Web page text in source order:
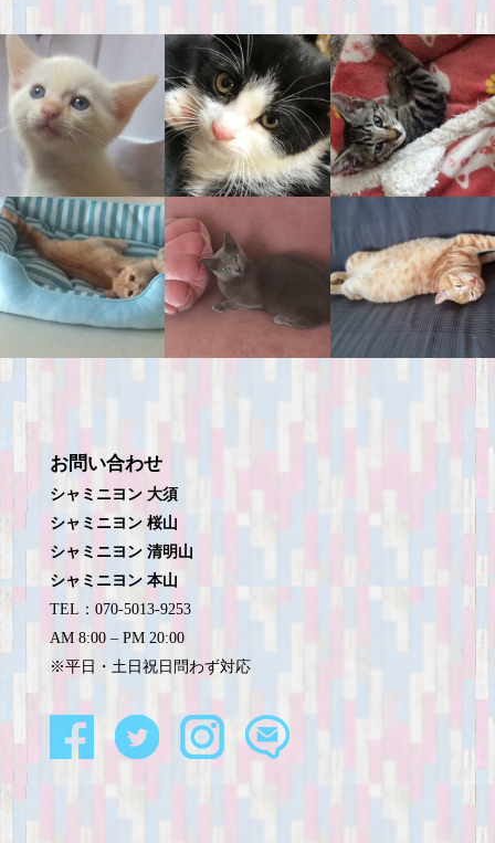
お問い合わせ
シャミニヨン 大須
シャミニヨン 桜山
シャミニヨン 清明山
シャミニヨン 本山
TEL：070-5013-9253
AM 8:00 – PM 20:00
※平日・土日祝日問わず対応